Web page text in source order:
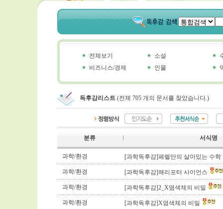
전체보기 소설
비즈니스/경제
인물
독후감리스트 (전체 705 개의 문서를 찾았습니다.)
분류 서식명
과학/환경 [과학독후감]페렐만의 살아있는 수학
과학/환경 [과학독후감]해리포터 사이언스
과학/환경 [과학독후감]2_X염색체의 비밀
과학/환경 [과학독후감]X염색체의 비밀